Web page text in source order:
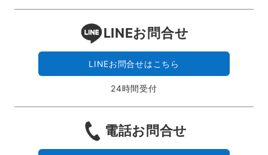
LINEお問合せ
LINEお問合せはこちら
24時間受付
電話お問合せ